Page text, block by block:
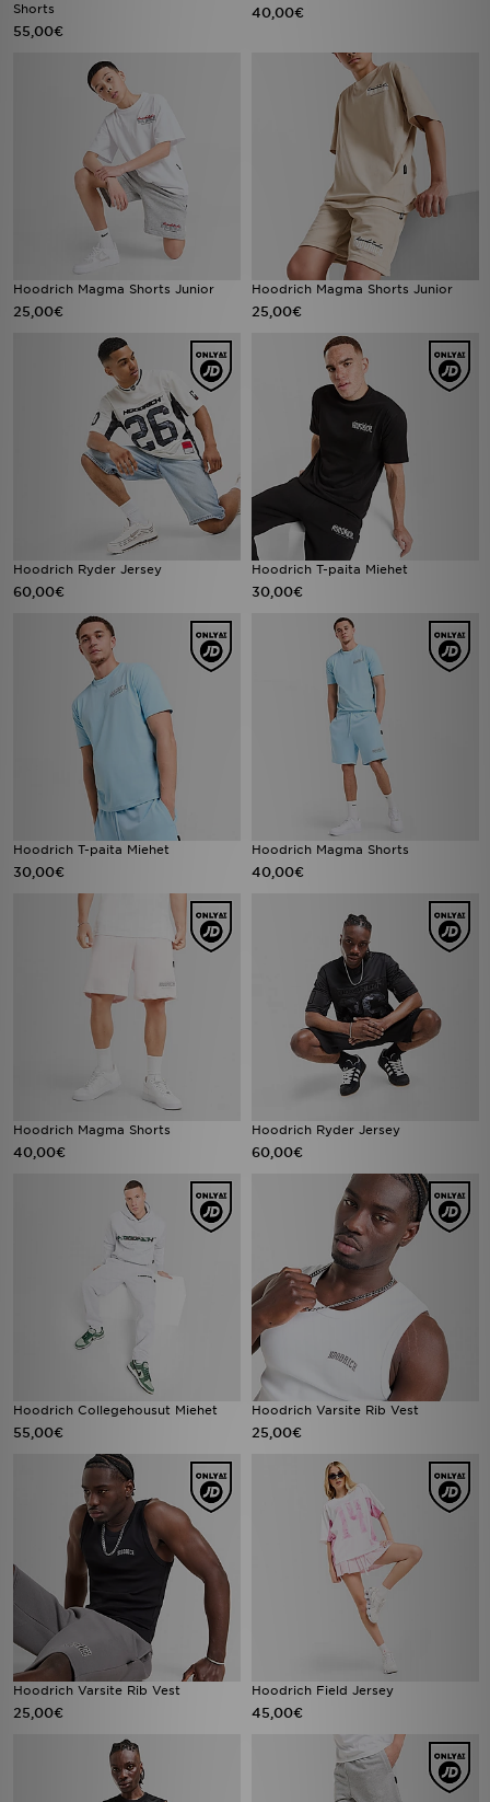
Shorts
55,00€
40,00€
Hoodrich Magma Shorts Junior
25,00€
Hoodrich Magma Shorts Junior
25,00€
Hoodrich Ryder Jersey
60,00€
Hoodrich T-paita Miehet
30,00€
Hoodrich T-paita Miehet
30,00€
Hoodrich Magma Shorts
40,00€
Hoodrich Magma Shorts
40,00€
Hoodrich Ryder Jersey
60,00€
Hoodrich Collegehousut Miehet
55,00€
Hoodrich Varsite Rib Vest
25,00€
Hoodrich Varsite Rib Vest
25,00€
Hoodrich Field Jersey
45,00€